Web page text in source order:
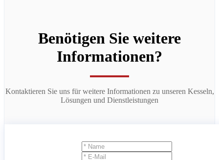
Benötigen Sie weitere
Informationen?
Kontaktieren Sie uns für weitere Informationen zu unseren Kesseln,
Lösungen und Dienstleistungen